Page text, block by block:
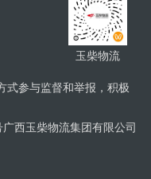
玉柴物流
式参与监督和举报，积极
西玉柴物流集团有限公司